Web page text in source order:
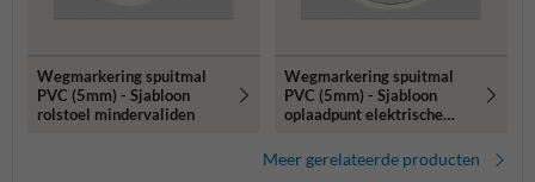
Wegmarkering spuitmal
PVC (5mm) - Sjabloon
rolstoel mindervaliden
Wegmarkering spuitmal
PVC (5mm) - Sjabloon
oplaadpunt elektrische
Meer gerelateerde producten